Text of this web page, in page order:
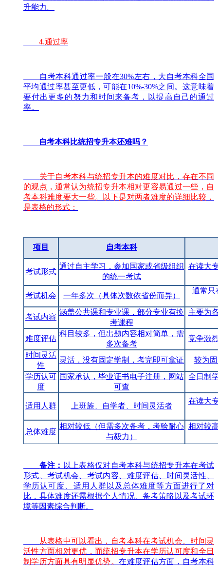
升能力。
4.通过率
自考本科通过率一般在30%左右，大自考本科全国
平均通过率甚至更低，可能在10%-30%之间。这意味着
要付出更多的努力和时间来备考，以提高自己的通过
率。
自考本科比统招专升本还难吗？
关于自考本科与统招专升本的难度对比，存在不同
的观点，通常认为统招专升本相对更容易通过一些，自
考本科难度要大一些。以下是对两者难度的详细比较，
是表格的形式：
项目 自考本科
考试形式
通过自主学习，参加国家或省级组织
的统一考试
在读大
考试机会 一年多次（具体次数依省份而异）
通常只
考试内容
涵盖公共课和专业课，部分专业有换
考课程
主要为
难度评估
科目较多，但出题内容相对简单，需
多次备考
竞争激
时间灵活
性
灵活，没有固定学制，考完即可拿证
较为
学历认可
度
国家承认，毕业证书电子注册，网站
可查
全日制
适用人群 上班族、自学者、时间灵活者
在读大
总体难度
相对较低（但需多次备考，考验耐心
与毅力）
相对较
备注： 以上表格仅对自考本科与统招专升本在考试
形式、考试机会、考试内容、难度评估、时间灵活性、
学历认可度、适用人群以及总体难度等方面进行了对
比，具体难度还需根据个人情况、备考策略以及考试环
境等因素综合判断。
从表格中可以看出，自考本科在考试机会、时间灵
活性方面相对更优，而统招专升本在学历认可度和全日
制学历方面具有明显优势。在难度评估方面，自考本科